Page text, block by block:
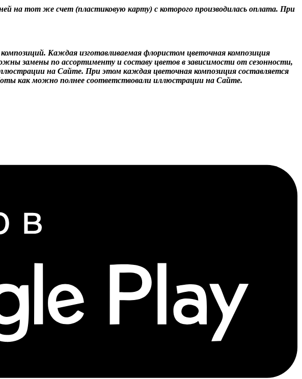
на тот же счет (пластиковую карту) с которого производилась оплата. При
Каждая изготавливаемая флористом цветочная композиция
замены по ассортименту и составу цветов в зависимости от сезонности,
на Сайте. При этом каждая цветочная композиция составляется
как можно полнее соответствовали иллюстрации на Сайте.